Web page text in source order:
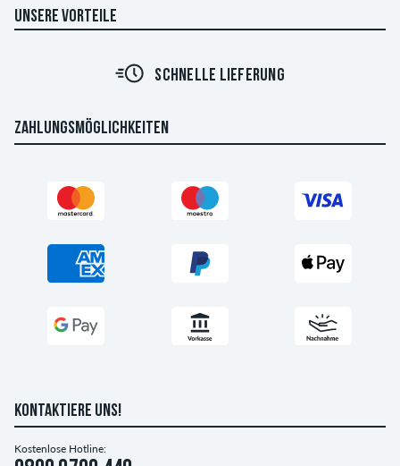
UNSERE VORTEILE
SCHNELLE LIEFERUNG
ZAHLUNGSMÖGLICHKEITEN
KONTAKTIERE UNS!
Kostenlose Hotline: